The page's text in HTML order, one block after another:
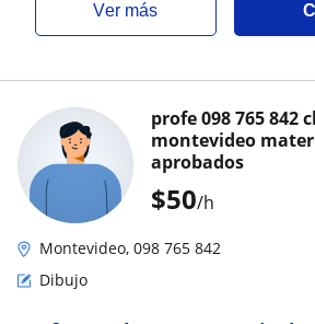
ver más
$50/h
profe 098 765 842
montevideo
aprobados
Montevideo, 098 765 842
Dibujo